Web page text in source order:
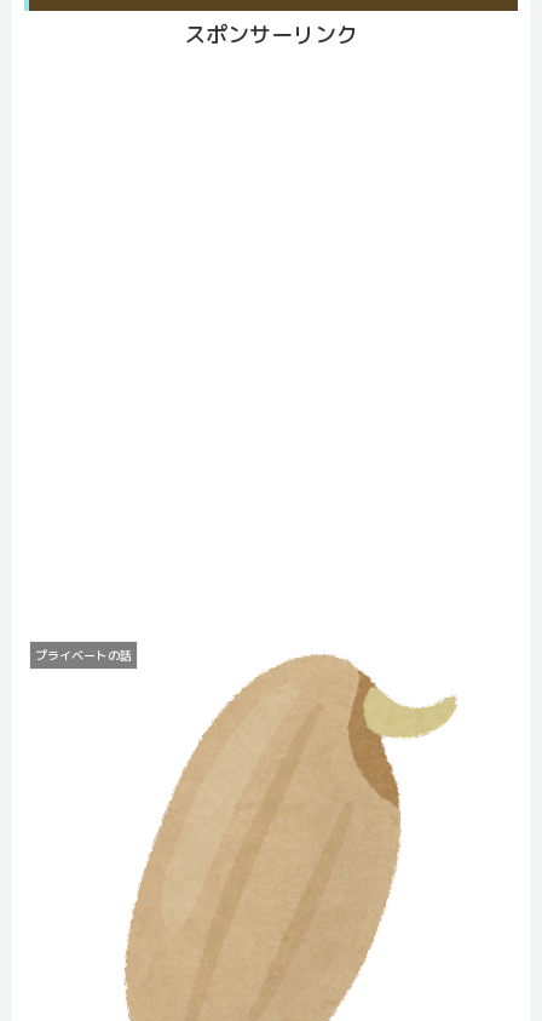
スポンサーリンク
プライベートの話